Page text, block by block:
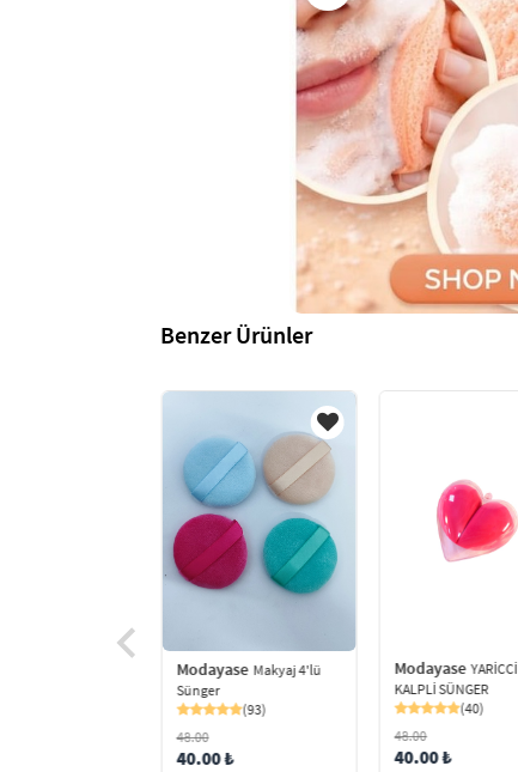
Benzer Ürünler
Modayase Makyaj 4'lü
Sünger
(93)
48.00
40.00 ₺
Modayase YARİCCİ
KALPLİ SÜNGER
(40)
48.00
40.00 ₺